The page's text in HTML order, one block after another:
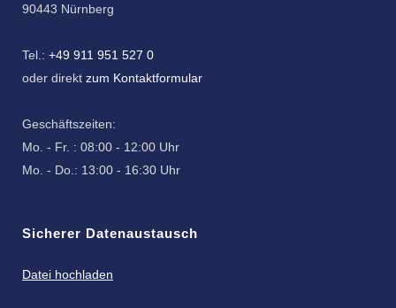
90443 Nürnberg
Tel.: +49 911 951 527 0
oder direkt zum Kontaktformular
Geschäftszeiten:
Mo. - Fr. : 08:00 - 12:00 Uhr
Mo. - Do.: 13:00 - 16:30 Uhr
Sicherer Datenaustausch
Datei hochladen